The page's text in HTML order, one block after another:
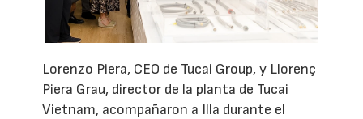
Lorenzo Piera, CEO de Tucai Group, y Llorenç
Piera Grau, director de la planta de Tucai
Vietnam, acompañaron a Illa durante el